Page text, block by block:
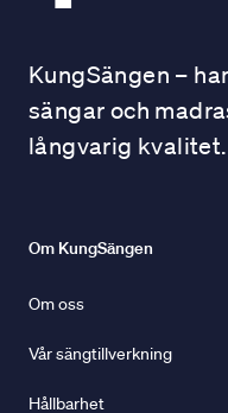
KungSängen –
sängar och
långvarig kvalitet.
Om KungSängen
Om oss
Vår sängtillverkning
Hållbarhet